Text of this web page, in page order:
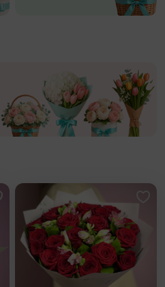
Добавить в избранное